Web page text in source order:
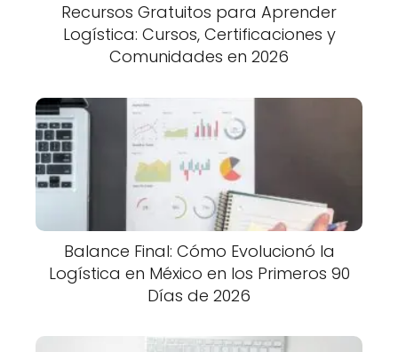
Recursos Gratuitos para Aprender
Logística: Cursos, Certificaciones y
Comunidades en 2026
Balance Final: Cómo Evolucionó la
Logística en México en los Primeros 90
Días de 2026